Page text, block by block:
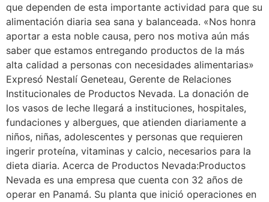
que dependen de esta importante actividad para que su
alimentación diaria sea sana y balanceada. «Nos honra
aportar a esta noble causa, pero nos motiva aún más
saber que estamos entregando productos de la más
alta calidad a personas con necesidades alimentarias»
Expresó Nestalí Geneteau, Gerente de Relaciones
Institucionales de Productos Nevada. La donación de
los vasos de leche llegará a instituciones, hospitales,
fundaciones y albergues, que atienden diariamente a
niños, niñas, adolescentes y personas que requieren
ingerir proteína, vitaminas y calcio, necesarios para la
dieta diaria. Acerca de Productos Nevada:Productos
Nevada es una empresa que cuenta con 32 años de
operar en Panamá. Su planta que inició operaciones en